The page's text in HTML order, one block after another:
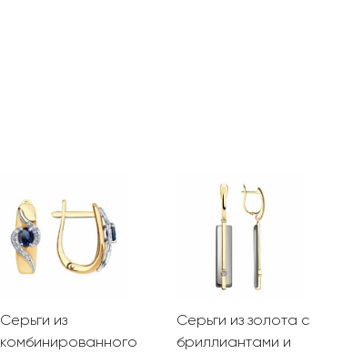
Серьги из
комбинированного
Серьги из золота с
бриллиантами и